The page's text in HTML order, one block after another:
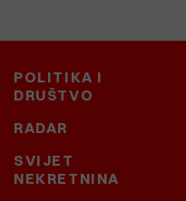
POLITIKA I
DRUŠTVO
RADAR
SVIJET
NEKRETNINA